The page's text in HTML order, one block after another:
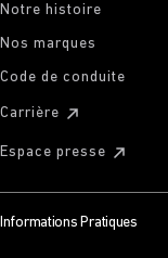
Notre histoire
Nos marques
Code de conduite
Carrière
Espace presse
Informations Pratiques